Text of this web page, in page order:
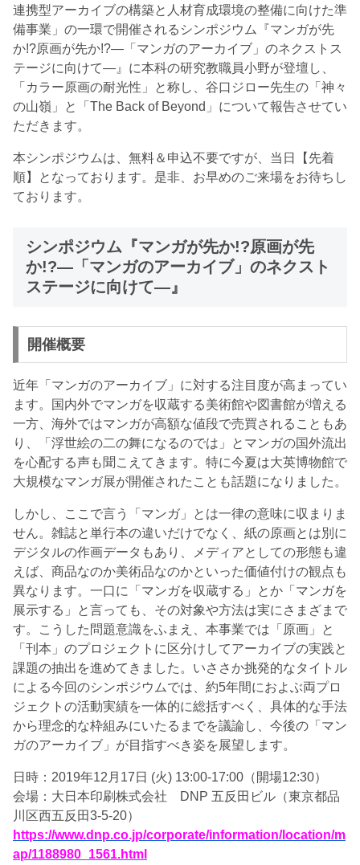
連携型アーカイブの構築と人材育成環境の整備に向けた準
備事業」の一環で開催されるシンポジウム『マンガが先
か!?原画が先か!?―「マンガのアーカイブ」のネクストス
テージに向けて―』に本科の研究教職員小野が登壇し、
「カラー原画の耐光性」と称し、谷口ジロー先生の「神々
の山嶺」と「The Back of Beyond」について報告させてい
ただきます。
本シンポジウムは、無料＆申込不要ですが、当日【先着
順】となっております。是非、お早めのご来場をお待ちし
ております。
シンポジウム『マンガが先か!?原画が先
か!?―「マンガのアーカイブ」のネクスト
ステージに向けて―』
開催概要
近年「マンガのアーカイブ」に対する注目度が高まってい
ます。国内外でマンガを収蔵する美術館や図書館が増える
一方、海外ではマンガが高額な値段で売買されることもあ
り、「浮世絵の二の舞になるのでは」とマンガの国外流出
を心配する声も聞こえてきます。特に今夏は大英博物館で
大規模なマンガ展が開催されたことも話題になりました。
しかし、ここで言う「マンガ」とは一律の意味に収まりま
せん。雑誌と単行本の違いだけでなく、紙の原画とは別に
デジタルの作画データもあり、メディアとしての形態も違
えば、商品なのか美術品なのかといった価値付けの観点も
異なります。一口に「マンガを収蔵する」とか「マンガを
展示する」と言っても、その対象や方法は実にさまざまで
す。こうした問題意識をふまえ、本事業では「原画」と
「刊本」のプロジェクトに区分けしてアーカイブの実践と
課題の抽出を進めてきました。いささか挑発的なタイトル
による今回のシンポジウムでは、約5年間におよぶ両プロ
ジェクトの活動実績を一体的に総括すべく、具体的な手法
から理念的な枠組みにいたるまでを議論し、今後の「マン
ガのアーカイブ」が目指すべき姿を展望します。
日時：2019年12月17日 (火) 13:00-17:00（開場12:30）
会場：大日本印刷株式会社 DNP 五反田ビル（東京都品
川区西五反田3-5-20）
https://www.dnp.co.jp/corporate/information/location/m
ap/1188980_1561.html